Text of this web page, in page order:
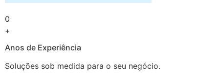
0
+
Anos de Experiência
Soluções sob medida para o seu negócio.